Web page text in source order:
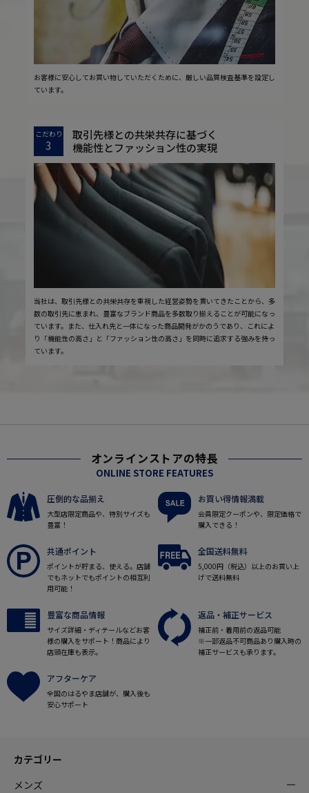
お客様に安心してお買い物していただくために、厳しい品質検査基準を設定し
ています。
こだわり
3
取引先様との共栄共存に基づく
機能性とファッション性の実現
当社は、取引先様との共栄共存を重視した経営姿勢を貫いてきたことから、多
数の取引先に恵まれ、豊富なブランド商品を多数取り揃えることが可能になっ
ています。また、仕入れ先と一体になった商品開発がかのうであり、これによ
り「機能性の高さ」と「ファッション性の高さ」を同時に追求する強みを持っ
ています。
オンラインストアの特長
ONLINE STORE FEATURES
圧倒的な品揃え
大型店限定商品や、特別サイズも
豊富！
お買い得情報満載
会員限定クーポンや、限定価格で
購入できる！
共通ポイント
ポイントが貯まる、使える。店舗
でもネットでもポイントの相互利
用可能！
全国送料無料
5,000円（税込）以上のお買い上
げで送料無料
豊富な商品情報
サイズ詳細・ディテールなどお客
様の購入をサポート！商品により
店頭在庫も表示。
返品・補正サービス
補正前・着用前の返品可能
※一部返品不可商品あり購入時の
補正サービスも承ります。
アフターケア
全国のはるやま店舗が、購入後も
安心サポート
カテゴリー
メンズ